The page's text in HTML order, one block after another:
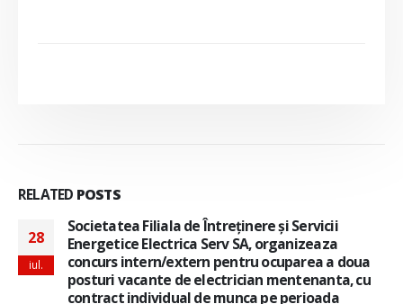
RELATED POSTS
28
iul.
Societatea Filiala de Întreţinere şi Servicii
Energetice Electrica Serv SA, organizeaza
concurs intern/extern pentru ocuparea a doua
posturi vacante de electrician mentenanta, cu
contract individual de munca pe perioada